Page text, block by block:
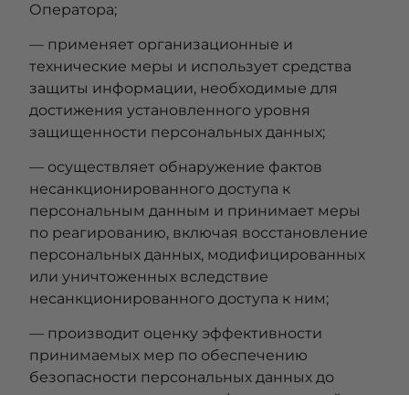
Оператора;
— применяет организационные и
технические меры и использует средства
защиты информации, необходимые для
достижения установленного уровня
защищенности персональных данных;
— осуществляет обнаружение фактов
несанкционированного доступа к
персональным данным и принимает меры
по реагированию, включая восстановление
персональных данных, модифицированных
или уничтоженных вследствие
несанкционированного доступа к ним;
— производит оценку эффективности
принимаемых мер по обеспечению
безопасности персональных данных до